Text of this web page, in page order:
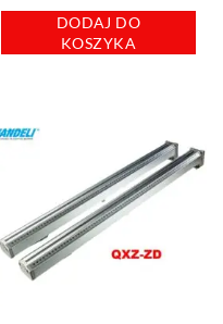
DODAJ DO
KOSZYKA